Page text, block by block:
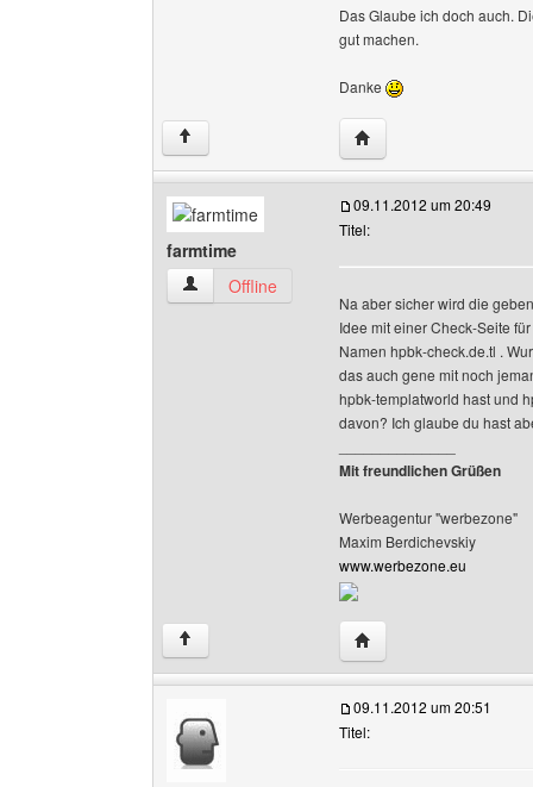
Das Glaube ich doch auch.
gut machen.
Danke
↑ Website dieses
farmtime
farmtime Benutzer-Profile anzeigen
Offline
09.11.2012 um 20:49
Titel:
Na aber sicher wird die
Idee mit einer Check-Seite
Namen hpbk-check.de.tl .
das auch gene mit noch
hpbk-templatworld hast und
davon? Ich glaube du hast
Mit freundlichen Grüßen
Werbeagentur "werbezone"
Maxim Berdichevskiy
www.werbezone.eu
↑ Website dieses
09.11.2012 um 20:51
Titel: